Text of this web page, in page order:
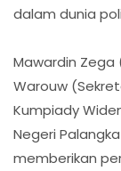
dalam dunia
Mawardin Zega
Warouw
Kumpiady
Negeri
memberikan